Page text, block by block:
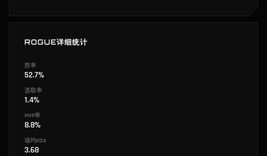
ROGUE详细统计
胜率
52.7%
选取率
1.4%
MVP率
8.8%
场均KDA
3.68